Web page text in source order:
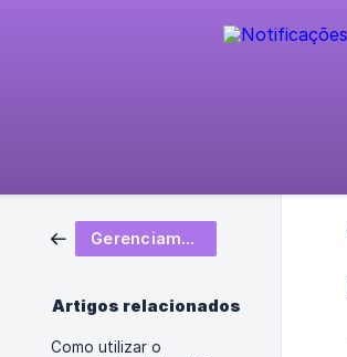
Gerenciamento de Leads
Artigos relacionados
Como utilizar o